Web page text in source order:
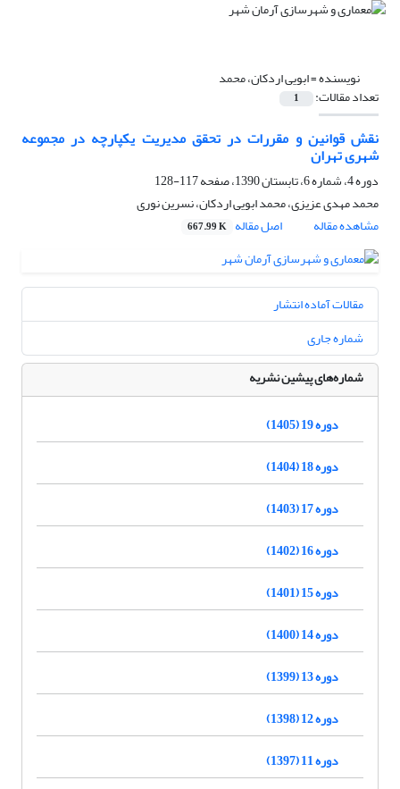
نویسنده =ابویی اردکان، محمد
تعداد مقالات: 1
نقش قوانین و مقررات در تحقق مدیریت یکپارچه در مجموعه
شهری تهران
دوره 4، شماره 6، تابستان 1390، صفحه
117-128
محمد مهدی عزیزی، محمد ابویی اردکان، نسرین نوری
مشاهده مقاله
اصل مقاله 667.99 K
مقالات آماده انتشار
شماره جاری
شماره‌های پیشین نشریه
دوره 19 (1405)
دوره 18 (1404)
دوره 17 (1403)
دوره 16 (1402)
دوره 15 (1401)
دوره 14 (1400)
دوره 13 (1399)
دوره 12 (1398)
دوره 11 (1397)